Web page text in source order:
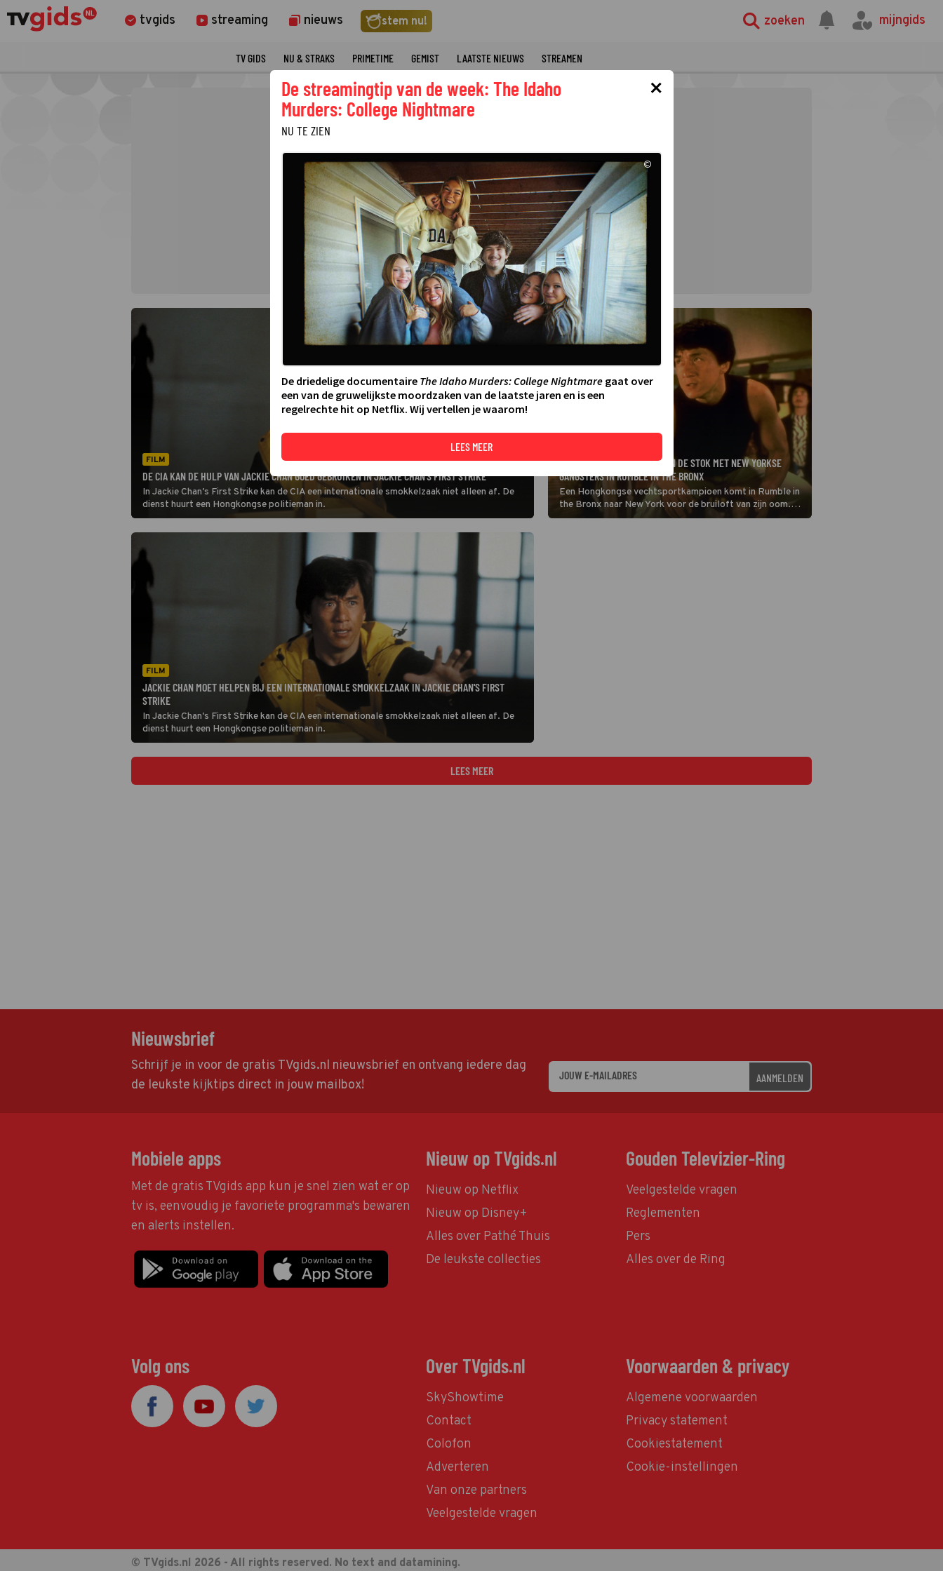
tvgids streaming nieuws stem nu! zoeken mijngids
TV GIDS NU & STRAKS PRIMETIME GEMIST LAATSTE NIEUWS STREAMEN
FILM
DE CIA KAN DE HULP VAN JACKIE CHAN GOED GEBRUIKEN IN JACKIE CHAN'S FIRST STRIKE
In Jackie Chan's First Strike kan de CIA een internationale smokkelzaak niet alleen af. De
dienst huurt een Hongkongse politieman in.
JACKIE CHAN KRIJGT HET AAN DE STOK MET NEW YORKSE
GANGSTERS IN RUMBLE IN THE BRONX
Een Hongkongse vechtsportkampioen komt in Rumble in
the Bronx naar New York voor de bruiloft van zijn oom.
Binnen de kortste keren heeft hij het aan de stok met een
FILM
JACKIE CHAN MOET HELPEN BIJ EEN INTERNATIONALE SMOKKELZAAK IN JACKIE CHAN'S FIRST
STRIKE
In Jackie Chan's First Strike kan de CIA een internationale smokkelzaak niet alleen af. De
dienst huurt een Hongkongse politieman in.
LEES MEER
Nieuwsbrief
Schrijf je in voor de gratis TVgids.nl nieuwsbrief en ontvang iedere dag
de leukste kijktips direct in jouw mailbox!
AANMELDEN
Mobiele apps
Met de gratis TVgids app kun je snel zien wat er op
tv is, eenvoudig je favoriete programma's bewaren
en alerts instellen.
Nieuw op TVgids.nl
Nieuw op Netflix
Nieuw op Disney+
Alles over Pathé Thuis
De leukste collecties
Gouden Televizier-Ring
Veelgestelde vragen
Reglementen
Pers
Alles over de Ring
Volg ons Over TVgids.nl
SkyShowtime
Contact
Colofon
Adverteren
Van onze partners
Veelgestelde vragen
Voorwaarden & privacy
Algemene voorwaarden
Privacy statement
Cookiestatement
Cookie-instellingen
© TVgids.nl 2026 - All rights reserved. No text and datamining.
×
De streamingtip van de week: The Idaho
Murders: College Nightmare
NU TE ZIEN
©
De driedelige documentaire The Idaho Murders: College Nightmaregaat over
een van de gruwelijkste moordzaken van de laatste jaren en is een
regelrechte hit op Netflix. Wij vertellen je waarom!
LEES MEER